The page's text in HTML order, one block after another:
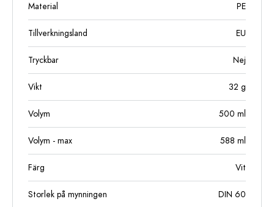
Material PE
Tillverkningsland EU
Tryckbar Nej
Vikt 32 g
Volym 500 ml
Volym - max 588 ml
Färg Vit
Storlek på mynningen DIN 60